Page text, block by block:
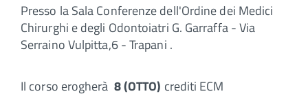
Presso la Sala Conferenze dell'Ordine dei Medici
Chirurghi e degli Odontoiatri G. Garraffa - Via
Serraino Vulpitta,6 - Trapani .
Il corso erogherà 8 (OTTO) crediti ECM